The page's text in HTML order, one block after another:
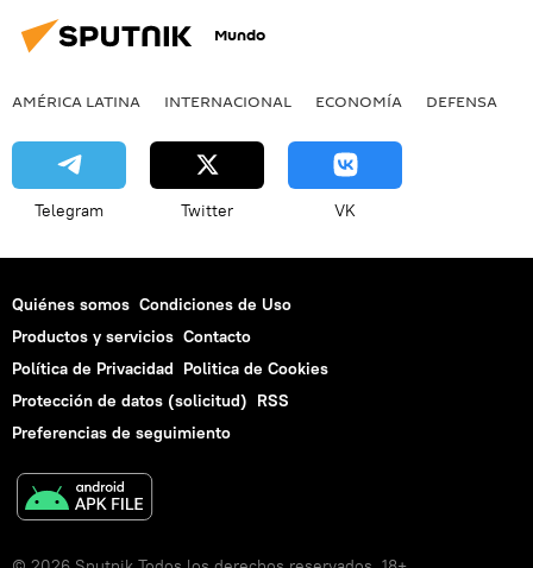
Mundo
AMÉRICA LATINA INTERNACIONAL ECONOMÍA DEFENSA
Telegram Twitter VK
Quiénes somos Condiciones de Uso
Productos y servicios Contacto
Política de Privacidad Politica de Cookies
Protección de datos (solicitud) RSS
Preferencias de seguimiento